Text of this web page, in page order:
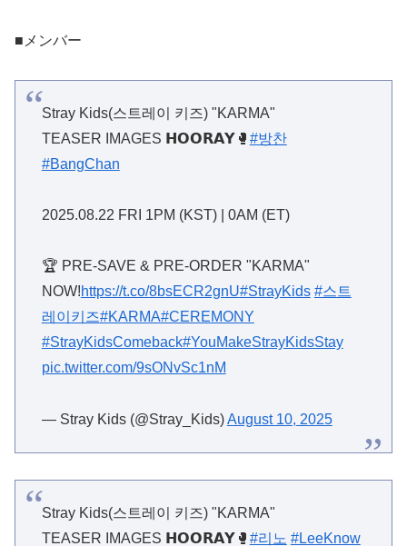
■メンバー
Stray Kids(스트레이 키즈) "KARMA"
TEASER IMAGES 𝗛𝗢𝗢𝗥𝗔𝗬🥊 #방찬
#BangChan
2025.08.22 FRI 1PM (KST) | 0AM (ET)
🏆 PRE-SAVE & PRE-ORDER "KARMA"
NOW!https://t.co/8bsECR2gnU#StrayKids #스트
레이키즈#KARMA#CEREMONY
#StrayKidsComeback#YouMakeStrayKidsStay
pic.twitter.com/9sONvSc1nM
— Stray Kids (@Stray_Kids)August 10, 2025
Stray Kids(스트레이 키즈) "KARMA"
TEASER IMAGES 𝗛𝗢𝗢𝗥𝗔𝗬🥊 #리노 #LeeKnow